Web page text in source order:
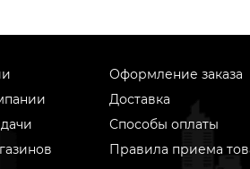
Оформление заказа
Доставка
Способы оплаты
Правила приема